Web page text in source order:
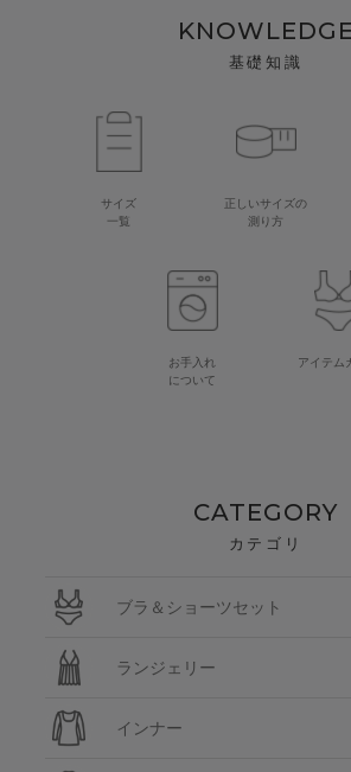
KNOWLEDGE
基礎知識
サイズ
一覧
正しいサイズの
測り方
お手入れ
について
アイテム
CATEGORY
カテゴリ
ブラ＆ショーツセット
ランジェリー
インナー